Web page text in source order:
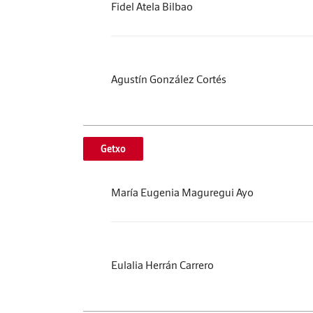
Fidel Atela Bilbao
Agustín González Cortés
Getxo
María Eugenia Maguregui Ayo
Eulalia Herrán Carrero